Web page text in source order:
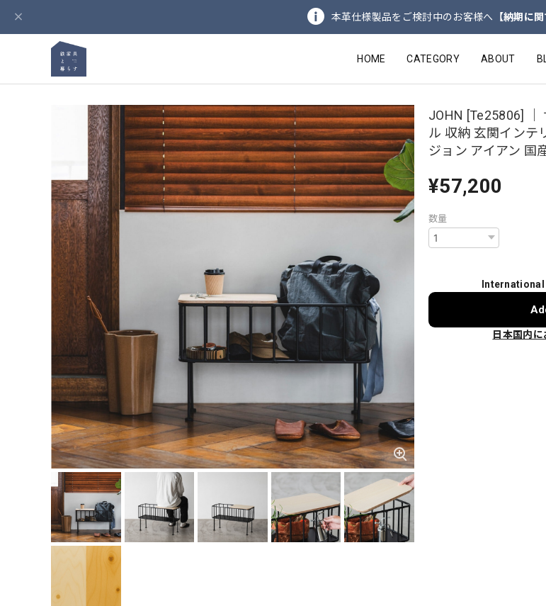
本革仕様製品をご検討中のお客様へ 【納期に
HOME CATEGORY ABOUT
JOHN [Te25806] ｜
ル 収納 玄関インテ
ジョン アイアン 国
¥57,200
数量
日本国内